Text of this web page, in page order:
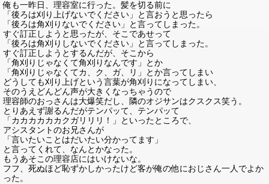
俺も一昨日、理容室に行った。髪を切る前に
「後ろは刈り上げないでください」と言おうと思ったら
「後ろは角刈りないでください」と言ってしまった。
すぐ訂正しようと思ったが、そこであせって
「後ろは角刈りしないでください」と言ってしまった。
すぐ訂正しようとするんだが、そこから
「角刈りじゃなくて角刈りなんです」とか
「角刈りじゃなくてカ、ク、ガ、リ」とか言ってしまい
どうしても刈り上げという言葉が角刈りになってしまい、
そのうえどんどん声が大きくなっちゃうので
理容師のおっさんは大爆笑だし、隣のオジサンはクスクス笑う。
とりあえず謝るんだがテンパッて、テンパッて
「カカカカカカクガリリリ！」といったところで、
アシスタントのお兄さんが
「言いたいことはだいたい分かってます」
と言ってくれて、なんとかなった。
もうあそこの理容店にはいけないな。
フフ、死ぬほど恥ずかしかったけど客が俺の他におじさん一人でよか
った。